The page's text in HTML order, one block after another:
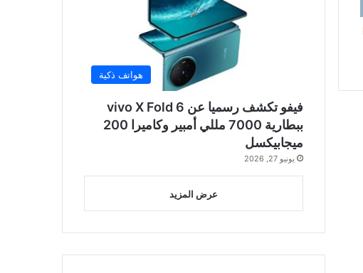
هواتف ذكية
فيفو تكشف رسميا عن vivo X Fold 6
ببطارية 7000 مللي أمبير وكاميرا 200
ميجابيكسل
يونيو 27, 2026
عرض المزيد